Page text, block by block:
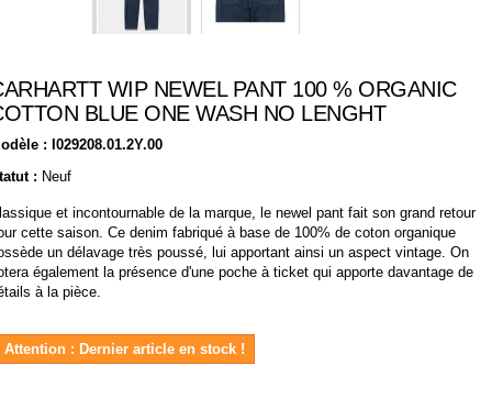
WIP NEWEL PANT 100 % ORGANIC
BLUE ONE WASH NO LENGHT
: I029208.01.2Y.00
: Neuf
et incontournable de la marque, le newel pant fait son grand retour
cette saison. Ce denim fabriqué à base de 100% de coton organique
un délavage très poussé, lui apportant ainsi un aspect vintage. On
également la présence d'une poche à ticket qui apporte davantage de
à la pièce.
Attention : Dernier article en stock !